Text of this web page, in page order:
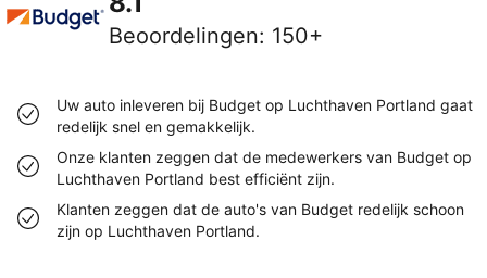
Beoordelingen: 150+
Uw auto inleveren bij Budget op Luchthaven Portland gaat
redelijk snel en gemakkelijk.
Onze klanten zeggen dat de medewerkers van Budget op
Luchthaven Portland best efficiënt zijn.
Klanten zeggen dat de auto's van Budget redelijk schoon
zijn op Luchthaven Portland.